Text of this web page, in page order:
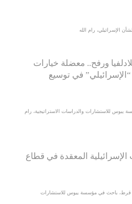
الإسرائيلي، رام الله
ورفح.. معضلة خيارات
“الإسرائيلي” في توسيع
للاستشارات والدراسات الاستراتيجية، رام
الإسرائيلية المعقدة في قطاع
قرط، باحث في مؤسسة يبوس للاستشارات